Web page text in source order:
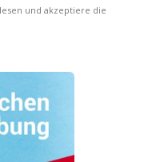
und akzeptiere die